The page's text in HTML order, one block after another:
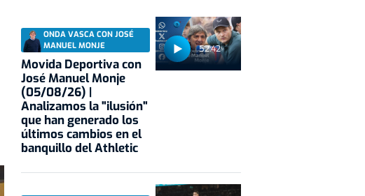
52:42
ONDA VASCA CON JOSÉ
MANUEL MONJE
Movida Deportiva con
José Manuel Monje
(05/08/26) |
Analizamos la "ilusión"
que han generado los
últimos cambios en el
banquillo del Athletic